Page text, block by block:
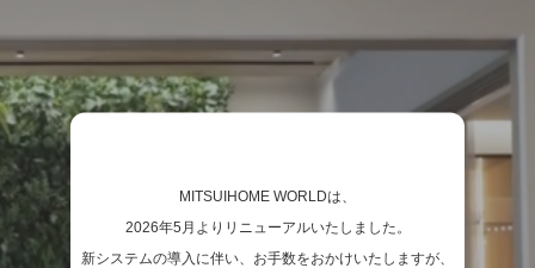
MITSUIHOME WORLDは、
2026年5月よりリニューアルいたしました。
新システムの導入に伴い、お手数をおかけいたしますが、